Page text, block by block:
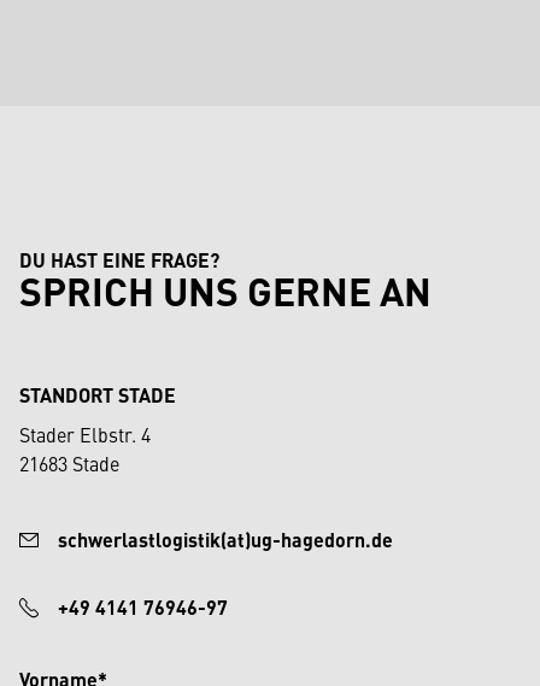
DU HAST EINE FRAGE?
SPRICH UNS GERNE AN
STANDORT STADE
Stader Elbstr. 4
21683 Stade
schwerlastlogistik(at)ug-hagedorn.de
+49 4141 76946-97
Vorname*